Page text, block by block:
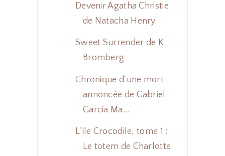
Devenir Agatha Christie
de Natacha Henry
Sweet Surrender de K.
Bromberg
Chronique d'une mort
annoncée de Gabriel
Garcia Ma...
L'île Crocodile, tome 1 :
Le totem de Charlotte